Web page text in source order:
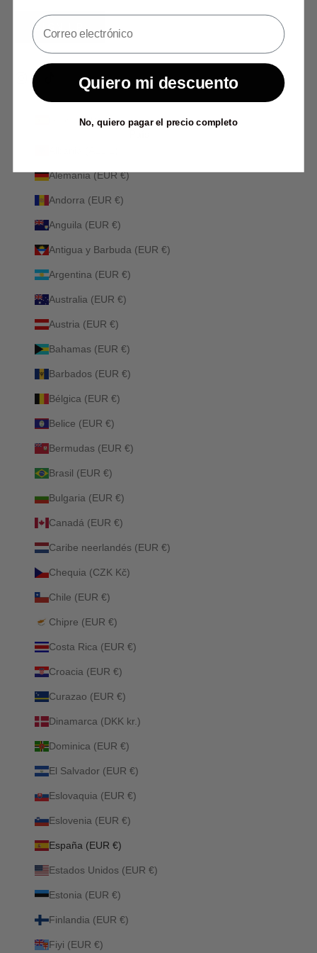
SIGN UP
España (EUR €)
Alemania (EUR €)
Andorra (EUR €)
Anguila (EUR €)
Antigua y Barbuda (EUR €)
Argentina (EUR €)
Australia (EUR €)
Austria (EUR €)
Bahamas (EUR €)
Barbados (EUR €)
Bélgica (EUR €)
Belice (EUR €)
Bermudas (EUR €)
Brasil (EUR €)
Bulgaria (EUR €)
Canadá (EUR €)
Caribe neerlandés (EUR €)
Chequia (CZK Kč)
Chile (EUR €)
Chipre (EUR €)
Costa Rica (EUR €)
Croacia (EUR €)
Curazao (EUR €)
Dinamarca (DKK kr.)
Dominica (EUR €)
El Salvador (EUR €)
Eslovaquia (EUR €)
Eslovenia (EUR €)
España (EUR €)
Estados Unidos (EUR €)
Estonia (EUR €)
Finlandia (EUR €)
Fiyi (EUR €)
Quiero mi descuento
No, quiero pagar el precio completo